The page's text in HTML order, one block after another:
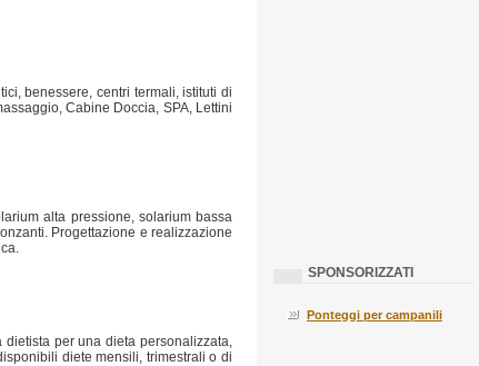
benessere, centri termali, istituti di
Cabine Doccia, SPA, Lettini
alta pressione, solarium bassa
Progettazione e realizzazione
per una dieta personalizzata,
diete mensili, trimestrali o di
SPONSORIZZATI
Ponteggi per campanili